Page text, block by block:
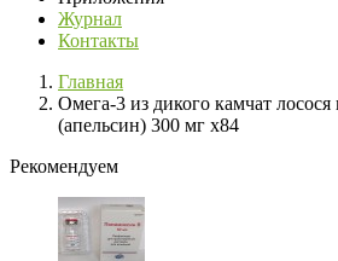
Журнал
Контакты
Главная
Омега-3 из дикого камчат лосося
(апельсин) 300 мг х84
Рекомендуем